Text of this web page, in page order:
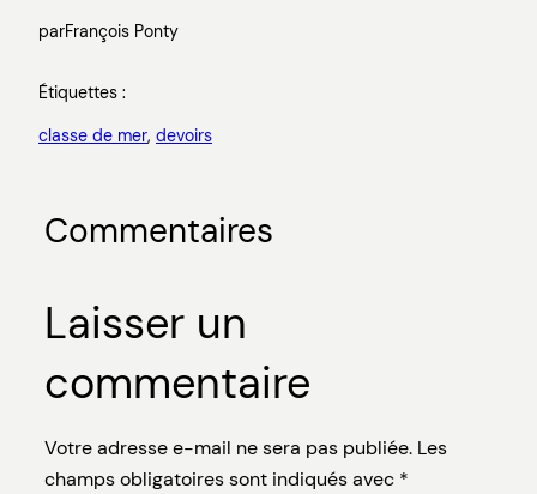
parFrançois Ponty
Étiquettes :
classe de mer, devoirs
Commentaires
Laisser un
commentaire
Votre adresse e-mail ne sera pas publiée. Les
champs obligatoires sont indiqués avec *